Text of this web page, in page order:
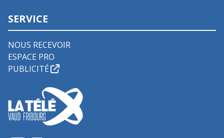
SERVICE
NOUS RECEVOIR
ESPACE PRO
PUBLICITÉ